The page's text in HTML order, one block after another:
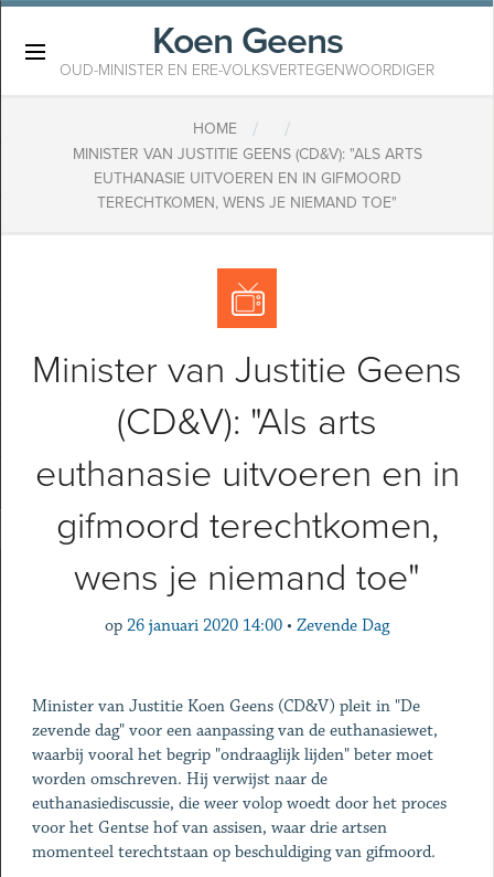
Koen Geens
OUD-MINISTER EN ERE-VOLKSVERTEGENWOORDIGER
HOME / /
MINISTER VAN JUSTITIE GEENS (CD&V): "ALS ARTS
EUTHANASIE UITVOEREN EN IN GIFMOORD
TERECHTKOMEN, WENS JE NIEMAND TOE"
Minister van Justitie Geens
(CD&V): "Als arts
euthanasie uitvoeren en in
gifmoord terechtkomen,
wens je niemand toe"
op 26 januari 2020 14:00 • Zevende Dag
Minister van Justitie Koen Geens (CD&V) pleit in "De
zevende dag" voor een aanpassing van de euthanasiewet,
waarbij vooral het begrip "ondraaglijk lijden" beter moet
worden omschreven. Hij verwijst naar de
euthanasiediscussie, die weer volop woedt door het proces
voor het Gentse hof van assisen, waar drie artsen
momenteel terechtstaan op beschuldiging van gifmoord.